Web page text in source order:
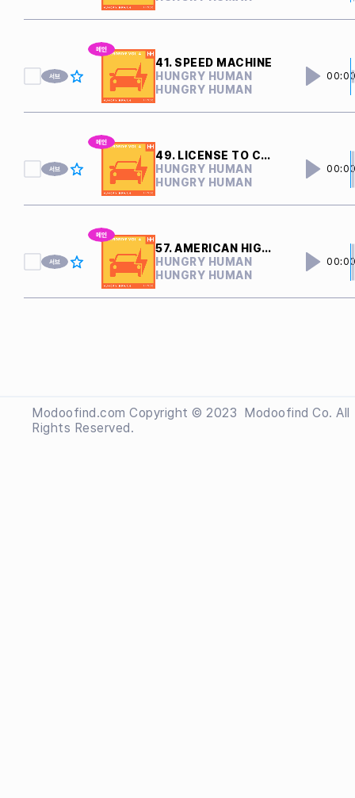
41. SPEED MACHINE
HUNGRY HUMAN
HUNGRY HUMAN
49. LICENSE TO CRUISE
HUNGRY HUMAN
HUNGRY HUMAN
57. AMERICAN HIGHWAYS
HUNGRY HUMAN
HUNGRY HUMAN
Modoofind.com Copyright © 2023 Modoofind Co. All
Rights Reserved.